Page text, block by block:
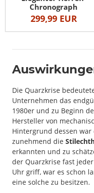
Chronograph
299,99 EUR
Die Quarzkrise
Unternehmen das
1980er und zu Beginn
Hersteller von
Hintergrund dessen war
zunehmend die
erkannten und zu
der Quarzkrise fast
Uhr griff, war es schon
eine solche zu besitzen.